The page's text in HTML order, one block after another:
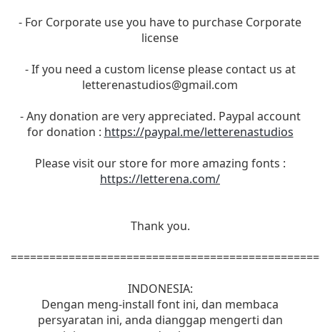
- For Corporate use you have to purchase Corporate
license
- If you need a custom license please contact us at
letterenastudios@gmail.com
- Any donation are very appreciated. Paypal account
for donation : https://paypal.me/letterenastudios
Please visit our store for more amazing fonts :
https://letterena.com/
Thank you.
INDONESIA:
Dengan meng-install font ini, dan membaca
persyaratan ini, anda dianggap mengerti dan